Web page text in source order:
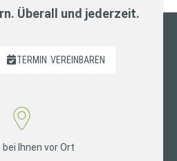
Überall und jederzeit.
TERMIN VEREINBAREN
Ihnen vor Ort